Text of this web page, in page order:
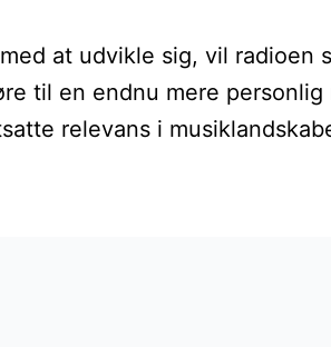
at udvikle sig, vil radioen
til en endnu mere
relevans i